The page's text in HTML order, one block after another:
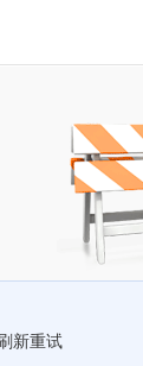
新重试